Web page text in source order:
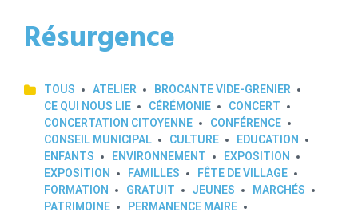
Résurgence
TOUS ATELIER
BROCANTE VIDE-GRENIER
CE QUI NOUS LIE
CÉRÉMONIE
CONCERT
CONCERTATION CITOYENNE
CONFÉRENCE
CONSEIL MUNICIPAL
CULTURE
EDUCATION
ENFANTS
ENVIRONNEMENT
EXPOSITION
EXPOSITION
FAMILLES
FÊTE DE VILLAGE
FORMATION
GRATUIT JEUNES
MARCHÉS
PATRIMOINE
PERMANENCE MAIRE